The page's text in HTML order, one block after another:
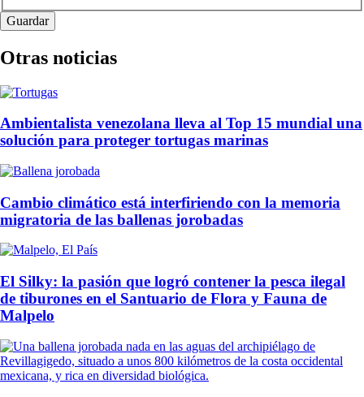
Otras noticias
Ambientalista venezolana lleva al Top 15 mundial una
solución para proteger tortugas marinas
Cambio climático está interfiriendo con la memoria
migratoria de las ballenas jorobadas
El Silky: la pasión que logró contener la pesca ilegal
de tiburones en el Santuario de Flora y Fauna de
Malpelo